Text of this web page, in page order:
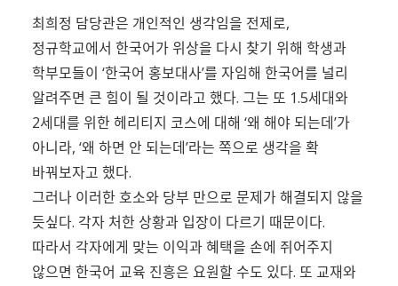
최희정 담당관은 개인적인 생각임을 전제로,
정규학교에서 한국어가 위상을 다시 찾기 위해 학생과
학부모들이 ‘한국어 홍보대사’를 자임해 한국어를 널리
알려주면 큰 힘이 될 것이라고 했다. 그는 또 1.5세대와
2세대를 위한 헤리티지 코스에 대해 ‘왜 해야 되는데’가
아니라, ‘왜 하면 안 되는데’라는 쪽으로 생각을 확
바꿔보자고 했다.
그러나 이러한 호소와 당부 만으로 문제가 해결되지 않을
듯싶다. 각자 처한 상황과 입장이 다르기 때문이다.
따라서 각자에게 맞는 이익과 혜택을 손에 쥐어주지
않으면 한국어 교육 진흥은 요원할 수도 있다. 또 교재와